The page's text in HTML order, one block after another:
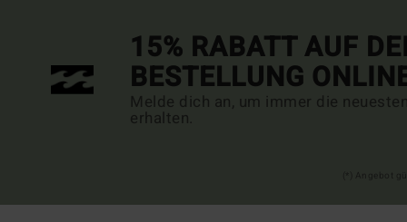
15% RABATT AUF
BESTELLUNG
Melde dich an, um immer die
erhalten.